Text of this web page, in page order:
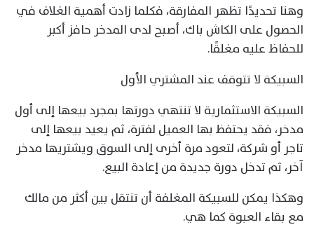
وهنا تحديدًا تظهر المفارقة، فكلما زادت أهمية الغلاف في
الحصول على الكاش باك، أصبح لدى المدخر حافز أكبر
للحفاظ عليه مغلقًا.
السبيكة لا تتوقف عند المشتري الأول
السبيكة الاستثمارية لا تنتهي دورتها بمجرد بيعها إلى أول
مدخر، فقد يحتفظ بها العميل لفترة، ثم يعيد بيعها إلى
تاجر أو شركة، لتعود مرة أخرى إلى السوق ويشتريها مدخر
آخر، ثم تدخل دورة جديدة من إعادة البيع.
وهكذا يمكن للسبيكة المغلفة أن تنتقل بين أكثر من مالك
مع بقاء العبوة كما هي.